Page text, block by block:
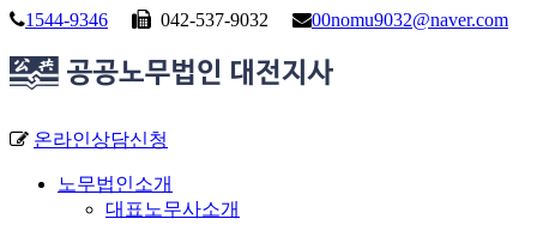
1544-9346 042-537-9032 00nomu9032@naver.com
온라인상담신청
노무법인소개
대표노무사소개